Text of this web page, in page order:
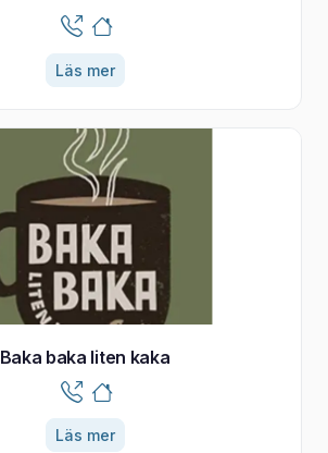
Läs mer
Baka baka liten kaka
Läs mer